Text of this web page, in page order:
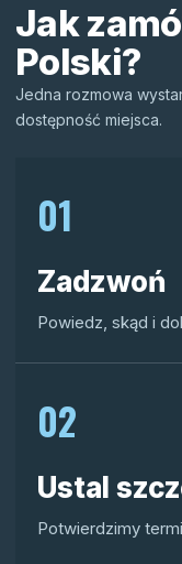
Jak
Polski?
Jedna rozmowa
dostępność miejsca.
01
Zadzwoń
Powiedz, skąd i
02
Ustal
Potwierdzimy